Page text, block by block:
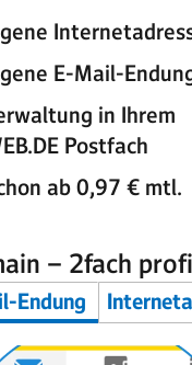
E-Mail-
in Ihrem
Postfach
ab 0,97 € mtl.
– 2fach
Endung